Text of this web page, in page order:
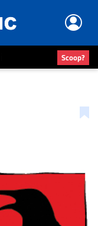
Scoop?